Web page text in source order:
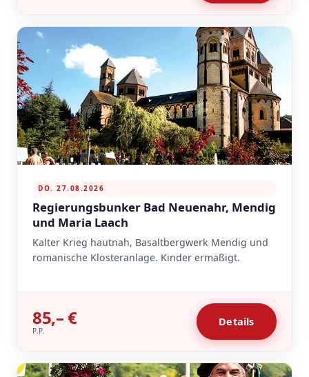
DO. 27.08.2026
Regierungsbunker Bad Neuenahr, Mendig
und Maria Laach
Kalter Krieg hautnah, Basaltbergwerk Mendig und
romanische Klosteranlage. Kinder ermäßigt.
85,– €
P.P.
Details